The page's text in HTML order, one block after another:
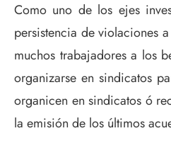
Como uno de los ejes
persistencia de violaciones
muchos trabajadores a los
organizarse en sindicatos
organicen en sindicatos ó
la emisión de los últimos